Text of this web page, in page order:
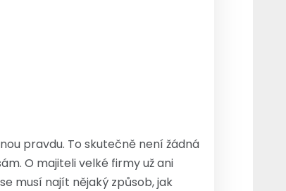
pravdu. To skutečně není žádná
O majiteli velké firmy už ani
musí najít nějaký způsob, jak